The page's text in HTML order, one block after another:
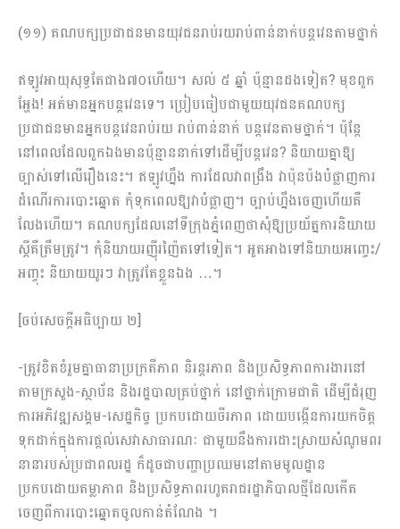
(១១) គណបក្សប្រជាជនមានយុវជនរាប់រយរាប់ពាន់នាក់បន្តវេនតាមថ្នាក់
ឥឡូវអាយុសុទ្ធតែជាង៧០ហើយ។ សល់ ៥ ឆ្នាំ ប៉ុន្មានដងទៀត? មុខពួក
អ្ហែង! អត់មានអ្នកបន្តវេនទេ។ ប្រៀបធៀបជាមួយយុវជនគណបក្ស
ប្រជាជនមានអ្នកបន្តវេនរាប់រយ រាប់ពាន់នាក់ បន្តវេនតាមថ្នាក់។ ប៉ុន្តែ
នៅពេលដែលពួកឯងមានប៉ុន្មាននាក់ទៅដើម្បីបន្តវេន? និយាយគ្នាឱ្យ
ច្បាស់ទៅលើរឿងនេះ។ ឥឡូវហ្នឹង ការដែលវាពង្រឹង វាប៉ុនប៉ងបំផ្លាញការ
ដំណើរការបោះឆ្នោត កុំទុកពេលឱ្យវាបំផ្លាញ។ ច្បាប់ហ្នឹងចេញហើយគឺ
លែងហើយ។ គណបក្សដែលនៅទីក្រុងភ្នំពេញថាសុំឱ្យប្រយ័ត្នការនិយាយ
ស្ដី​គឺត្រឹមត្រូវ។ កុំនិយាយរញ៉ីរញ៉ៃតទៅទៀត។ អួតអាងទៅនិយាយអញ្ចេះ/
អញ្ចុះ និយាយយូរៗ វាត្រូវតែខ្លួនឯង …។
[ចប់សេចក្តីអធិប្បាយ ២]
-ត្រូវខិតខំរួមគ្នាធានាប្រក្រតីភាព និរន្តរភាព និង​ប្រសិទ្ធភាពការងារនៅ
តាមក្រសួង-ស្ថាប័ន និង​រដ្ឋបាល​គ្រប់ថ្នាក់​ នៅថ្នាក់ក្រោមជាតិ​ ដើម្បីជំរុញ
ការ​អភិវឌ្ឍសង្គម-សេដ្ឋកិច្ច ប្រកប​ដោយចីរភាព ដោយបង្កើន​ការយកចិត្ត
ទុកដាក់ក្នុងការផ្តល់សេវាសាធារណៈ ជាមួយនឹងការដោះស្រាយ​សំណូមពរ​
នានារបស់ប្រជាពលរដ្ឋ ក៏ដូចជាបញ្ហាប្រឈមនៅតាមមូលដ្ឋាន
ប្រកបដោយតម្លាភាព និង​ប្រសិទ្ធភាពរហូតរាជរដ្ឋាភិបាលថ្មីដែលកើត
ចេញពីការបោះឆ្នោតចូលកាន់តំណែង ។